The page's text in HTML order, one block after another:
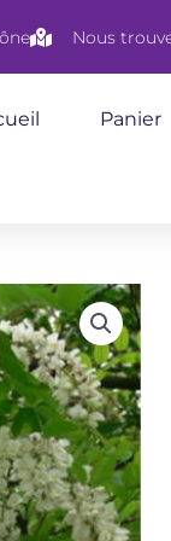
Nous
Panier